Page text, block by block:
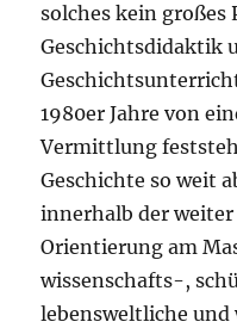
solches kein großes
Geschichtsdidaktik
1980er Jahre von
Vermittlung
Geschichte so weit
innerhalb der
Orientierung am
wissenschafts-,
lebensweltliche